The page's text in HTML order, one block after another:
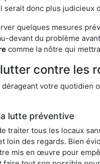
serait donc plus
quelques mesures
devant du problème
comme la nôtre qui
contre les
votre
lutte préventive
traiter tous les locaux
loin des regards. Bien
mis en œuvre pour